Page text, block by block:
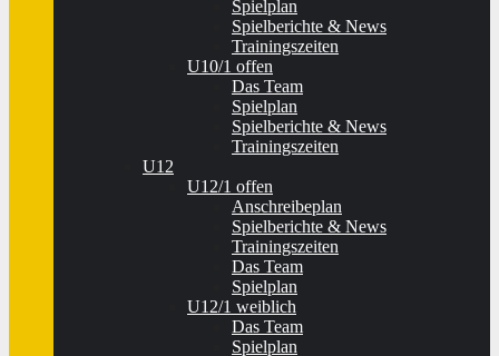
Spielplan
Spielberichte & News
Trainingszeiten
U10/1 offen
Das Team
Spielplan
Spielberichte & News
Trainingszeiten
U12
U12/1 offen
Anschreibeplan
Spielberichte & News
Trainingszeiten
Das Team
Spielplan
U12/1 weiblich
Das Team
Spielplan